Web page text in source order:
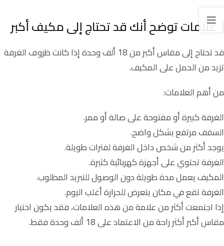
علامات توضح أنك قد تحتاج إلى مكيف أكبر
قد تحتاج إلى مقاس أكبر من 18 ألف وحدة إذا كانت ظروف الغرفة
تزيد من الحمل على المكيف.
من أهم العلامات:
الغرفة كبيرة أو مفتوحة على صالة أو ممر.
السقف مرتفع بشكل واضح.
يوجد أكثر من شخص داخل الغرفة لفترات طويلة.
الغرفة تحتوي على أجهزة كهربائية كثيرة.
المكيف يعمل مدة طويلة دون الوصول للتبريد المطلوب.
الغرفة تقع في مكان يتعرض للحرارة أغلب اليوم.
إذا اجتمعت أكثر من علامة من هذه العلامات، فقد يكون اختيار
مقاس أكبر أكثر راحة من الاعتماد على 18 ألف وحدة فقط.